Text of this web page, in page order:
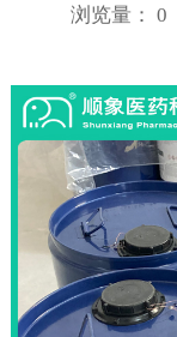
浏览量： 0